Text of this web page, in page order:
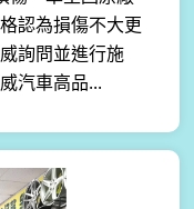
認為損傷不大更
詢問並進行施
汽車高品...